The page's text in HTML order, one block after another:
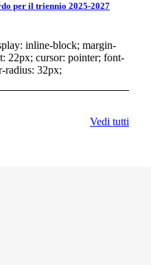
per il triennio 2025-2027
inline-block; margin-
22px; cursor: pointer; font-
radius: 32px;
Vedi tutti